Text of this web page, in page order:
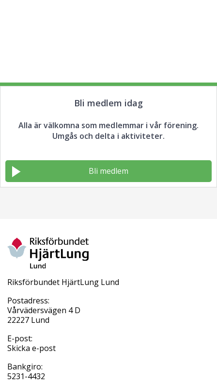
Bli medlem idag
Alla är välkomna som medlemmar i vår förening.
Umgås och delta i aktiviteter.
Bli medlem
Riksförbundet HjärtLung Lund
Postadress:
Vårvädersvägen 4 D
22227 Lund
E-post:
Skicka e-post
Bankgiro:
5231-4432